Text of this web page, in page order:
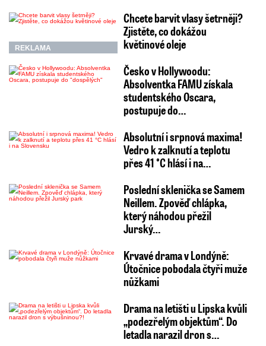
Ledovka i na jihu Moravy a autobus v
příkopu
komunikacích tvoří ledovka, avšak silnice jsou
udržované a s opatrností sjízdné. Zdržení
autobusových linek je do cca 10 minut,“
informoval na svém webu po 8:00 Integrovaný
dopravní systém Jihomoravského kraje.
Brněnští silničáři vyslali do ulic všech 21
posypových vozů už v úterý pozdě večer.
„Zároveň upozorňujeme řidiče na nutnost
informoval provozní ředitel Brněnských
komunikací Jan Klištinec. Sníh už v Brně taje.
Krajská Správa a údržba silnic doporučuje
zvýšenou opatrnost na většině území kraje s
REKLAMA
Chcete barvit vlasy šetrněji?
Zjistěte, co dokážou
květinové oleje
Česko v Hollywoodu:
Absolventka FAMU získala
studentského Oscara,
postupuje do…
Absolutní i srpnová maxima!
Vedro k zalknutí a teplotu
přes 41 °C hlásí i na…
Poslední sklenička se Samem
Neillem. Zpověď chlápka,
který náhodou přežil
Jurský…
Krvavé drama v Londýně:
Útočnice pobodala čtyři muže
nůžkami
Drama na letišti u Lipska kvůli
„podezřelým objektům“. Do
letadla narazil dron s…